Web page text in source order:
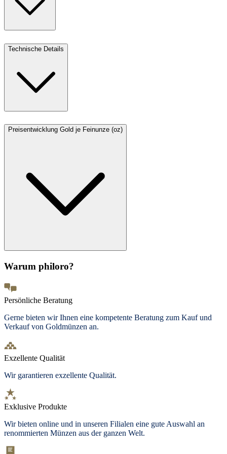
Technische Details
Preisentwicklung Gold je Feinunze (oz)
Warum philoro?
Persönliche Beratung
Gerne bieten wir Ihnen eine kompetente Beratung zum Kauf und
Verkauf von Goldmünzen an.
Exzellente Qualität
Wir garantieren exzellente Qualität.
Exklusive Produkte
Wir bieten online und in unseren Filialen eine gute Auswahl an
renommierten Münzen aus der ganzen Welt.